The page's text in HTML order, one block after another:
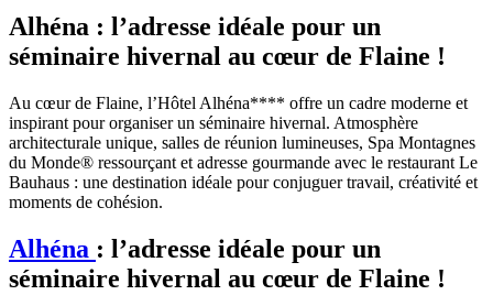
Alhéna : l’adresse idéale pour un
séminaire hivernal au cœur de Flaine !
Au cœur de Flaine, l’Hôtel Alhéna**** offre un cadre moderne et
inspirant pour organiser un séminaire hivernal. Atmosphère
architecturale unique, salles de réunion lumineuses, Spa Montagnes
du Monde® ressourçant et adresse gourmande avec le restaurant Le
Bauhaus : une destination idéale pour conjuguer travail, créativité et
moments de cohésion.
Alhéna : l’adresse idéale pour un
séminaire hivernal au cœur de Flaine !